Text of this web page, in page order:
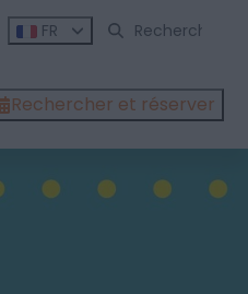
FR
Rechercher et réserver